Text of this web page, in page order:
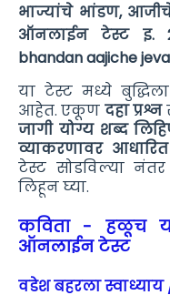
भाज्यांचे भांडण,
ऑनलाईन टेस्ट इ.
bhandan aajiche
या टेस्ट मध्ये
आहेत. एकूण दहा प्रश्न
जागी योग्य शब्द
व्याकरणावर
टेस्ट सोडविल्या
लिहून घ्या.
कविता - हळूच
ऑनलाईन टेस्ट
वडेश बहरला